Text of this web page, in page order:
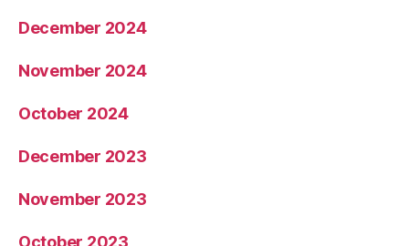
December 2024
November 2024
October 2024
December 2023
November 2023
October 2023